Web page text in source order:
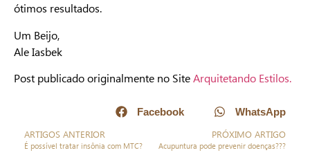
ótimos resultados.
Um Beijo,
Ale Iasbek
Post publicado originalmente no SiteArquitetando Estilos.
Facebook
WhatsApp
ARTIGOS ANTERIOR
É possível tratar insônia com MTC?
PRÓXIMO ARTIGO
Acupuntura pode prevenir doenças???